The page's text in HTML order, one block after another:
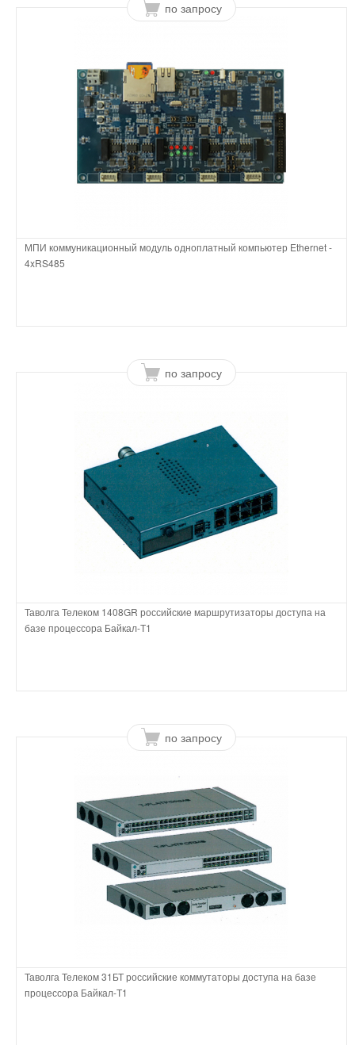
по запросу
МПИ коммуникационный модуль одноплатный компьютер Ethernet -
4xRS485
по запросу
Таволга Телеком 1408GR российские маршрутизаторы доступа на
базе процессора Байкал-Т1
по запросу
Таволга Телеком 31БТ российские коммутаторы доступа на базе
процессора Байкал-Т1